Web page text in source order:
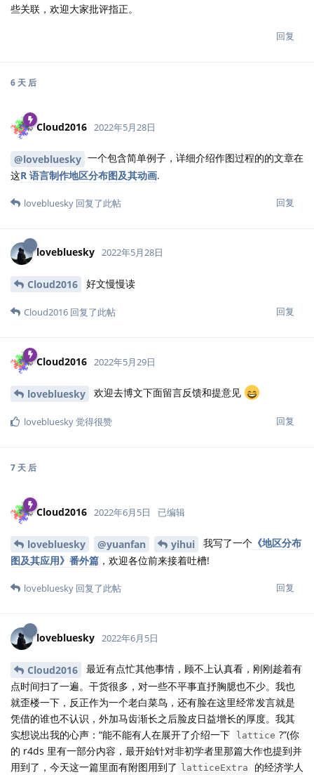
些关联，欢迎大家批评指正。
回复
6 天 后
Cloud2016 2022年5月28日
@lovebluesky 一个包含简单例子，详细介绍作图过程的的文章在
这R 语言制作地区分布图及其动画.
回复
lovebluesky 回复了此帖
lovebluesky 2022年5月28日
Cloud2016 好文慢慢读
回复
Cloud2016 回复了此帖
Cloud2016 2022年5月29日
lovebluesky 欢迎去博文下面留言反馈和提意见
回复
lovebluesky觉得很赞
7 天 后
Cloud2016 2022年6月5日 已编辑
lovebluesky @yuanfan yihui 我写了一个 《地区分布
图及其应用》番外篇 ，欢迎各位前来接着吐槽!
回复
lovebluesky 回复了此帖
lovebluesky 2022年6月5日
Cloud2016
最近有点忙其他事情，顾不上认真看，刚刚趁着有
点时间扫了一遍。干货很多，对一些不平事直抒胸臆也不少。我也
就歪楼一下，反正作为一个老白菜鸟，还有脸在这里经常发言就是
凭借的谁也不认识，外加马齿渐长之后脸皮日益增长的厚度。我其
实想说出我的心声：“能不能有人在展开了介绍一下
lattice ?”(你
的 r4ds 里有一部分内容，最开始针对非初学者里那篇大作也提到并
用到了，今天这一篇里面有附图用到了 latticeExtra 的经济学人